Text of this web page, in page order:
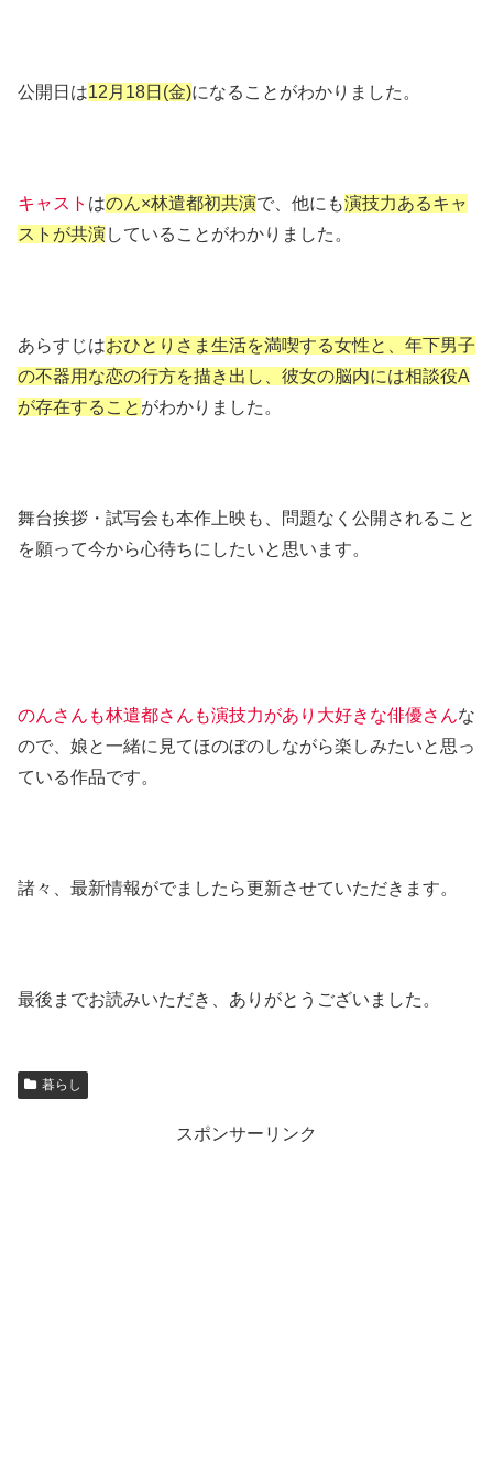
公開日は12月18日(金)になることがわかりました。
キャスト はのん×林遣都初共演で、他にも演技力あるキャ
ストが共演していることがわかりました。
あらすじはおひとりさま生活を満喫する女性と、年下男子
の不器用な恋の行方を描き出し、彼女の脳内には相談役A
が存在すること がわかりました。
舞台挨拶・試写会も本作上映も、問題なく公開されること
を願って今から心待ちにしたいと思います。
のんさんも林遣都さんも演技力があり大好きな俳優さんな
ので、娘と一緒に見てほのぼのしながら楽しみたいと思っ
ている作品です。
諸々、最新情報がでましたら更新させていただきます。
最後までお読みいただき、ありがとうございました。
暮らし
スポンサーリンク